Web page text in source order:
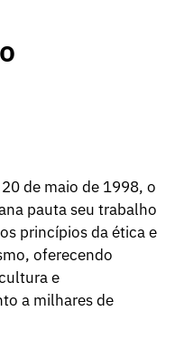
de maio de 1998, o
pauta seu trabalho
princípios da ética e
oferecendo
e
a milhares de